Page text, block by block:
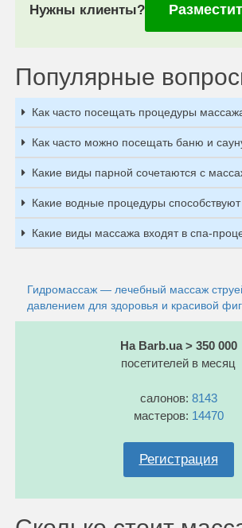
Нужны клиенты?
Популярные
Как часто посещать процедуры
Как часто можно посещать баню и
Какие виды парной сочетаются с
Какие водные процедуры
Какие виды массажа входят в спа-
Гидромассаж — лечебный массаж
давлением для здоровья и красивой
На Barb.ua > 350 000
посетителей в месяц
салонов: 8143
мастеров: 14470
Регистрация